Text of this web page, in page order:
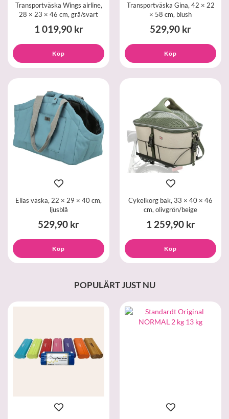
Transportväska Wings airline,
28 × 23 × 46 cm, grå/svart
1 019,90 kr
Köp
Transportväska Gina, 42 × 22
× 58 cm, blush
529,90 kr
Köp
Elias väska, 22 × 29 × 40 cm,
ljusblå
529,90 kr
Köp
Cykelkorg bak, 33 × 40 × 46
cm, olivgrön/beige
1 259,90 kr
Köp
POPULÄRT JUST NU